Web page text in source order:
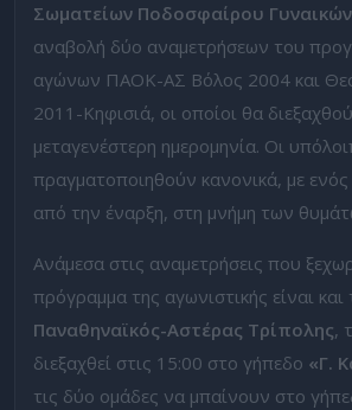
Σωματείων Ποδοσφαίρου Γυναικών
αναβολή δύο αναμετρήσεων του
αγώνων ΠΑΟΚ-ΑΣ Βόλος 2004 και
2011-Κηφισιά, οι οποίοι θα
μεταγενέστερη ημερομηνία. Οι
πραγματοποιηθούν κανονικά, με
από την έναρξη, στη μνήμη των
Ανάμεσα στις αναμετρήσεις που
πρόγραμμα της αγωνιστικής είναι και
Παναθηναϊκός-Αστέρας Τρίπολης,
διεξαχθεί στις 15:00 στο γήπεδο «Γ.
τις δύο ομάδες να μπαίνουν στο